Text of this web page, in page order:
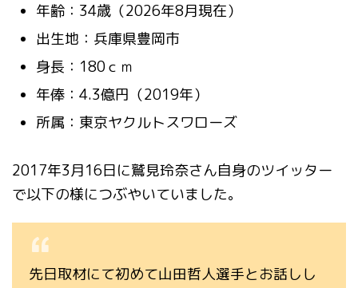
年齢：34歳（2026年8月現在）
出生地：兵庫県豊岡市
身長：180ｃｍ
年俸：4.3億円（2019年）
所属：東京ヤクルトスワローズ
2017年3月16日に鷲見玲奈さん自身のツイッター
で以下の様につぶやいていました。
先日取材にて初めて山田哲人選手とお話しし